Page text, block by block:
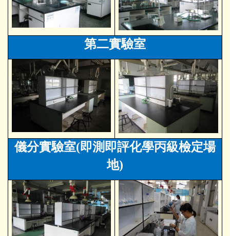
第二實驗室
儀分實驗室(即測即評化學丙級檢定場
地)